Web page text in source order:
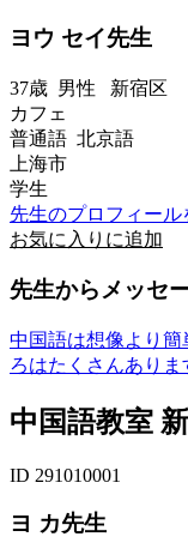
ヨウ セイ先生
37歳 男性 新宿区
カフェ
普通語 北京語
上海市
学生
先生のプロフィール
お気に入りに追加
先生からメッセ
中国語は想像より簡
ろはたくさんありま
中国語教室
ID 291010001
ヨ カ先生